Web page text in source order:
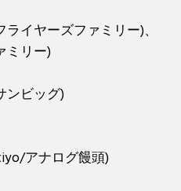
イヤーズファミリー)、
ミリー)
ンビッグ)
アナログ饅頭)